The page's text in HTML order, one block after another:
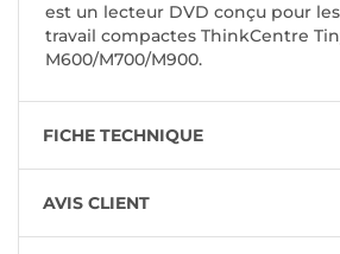
est un lecteur DVD conçu pour
travail compactes ThinkCentre
M600/M700/M900.
FICHE TECHNIQUE
AVIS CLIENT